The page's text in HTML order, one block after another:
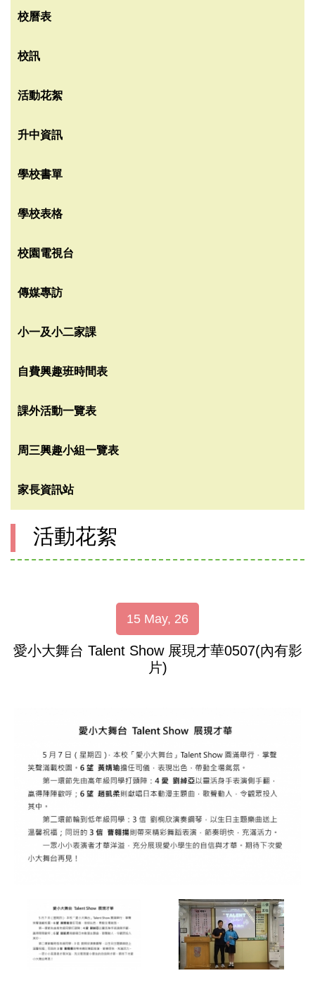
校曆表
校訊
活動花絮
升中資訊
學校書單
學校表格
校園電視台
傳媒專訪
小一及小二家課
自費興趣班時間表
課外活動一覽表
周三興趣小組一覽表
家長資訊站
活動花絮
15 May, 26
愛小大舞台 Talent Show 展現才華0507(內有影
片)